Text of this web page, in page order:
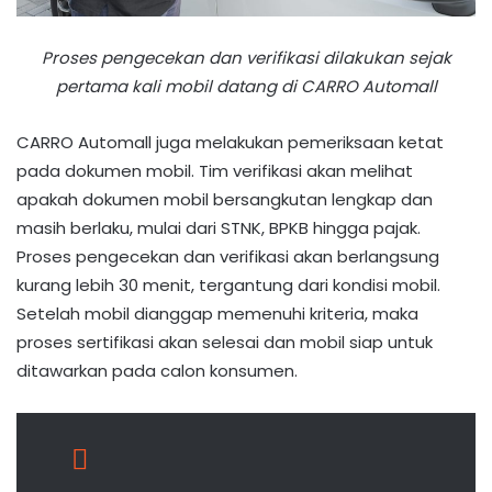
Proses pengecekan dan verifikasi dilakukan sejak
pertama kali mobil datang di CARRO Automall
CARRO Automall juga melakukan pemeriksaan ketat
pada dokumen mobil. Tim verifikasi akan melihat
apakah dokumen mobil bersangkutan lengkap dan
masih berlaku, mulai dari STNK, BPKB hingga pajak.
Proses pengecekan dan verifikasi akan berlangsung
kurang lebih 30 menit, tergantung dari kondisi mobil.
Setelah mobil dianggap memenuhi kriteria, maka
proses sertifikasi akan selesai dan mobil siap untuk
ditawarkan pada calon konsumen.